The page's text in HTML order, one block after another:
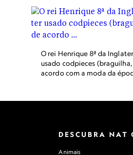
atualmente no Museu do
O rei Henrique 8ª da
usado codpieces
acordo com a moda da
DESCUBRA NAT
Animais